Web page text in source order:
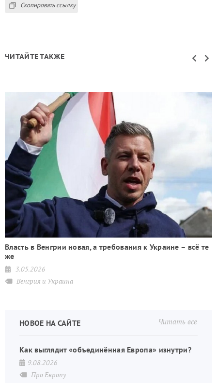
Скопировать ссылку
ЧИТАЙТЕ ТАКЖЕ
Власть в Венгрии новая, а требования к Украине – всё те
же
3.05.2026
Венгрия и Украина
Читать все
НОВОЕ НА САЙТЕ
Как выглядит «объединённая Европа» изнутри?
9.08.2026
Про Европу